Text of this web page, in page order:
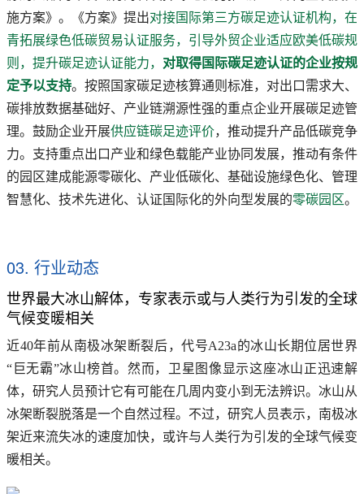
施方案》。《方案》提出对接国际第三方碳足迹认证机构，在
青拓展绿色低碳贸易认证服务，引导外贸企业适应欧美低碳规
则，提升碳足迹认证能力， 对取得国际碳足迹认证的企业按规
定予以支持。按照国家碳足迹核算通则标准，对出口需求大、
碳排放数据基础好、产业链溯源性强的重点企业开展碳足迹管
理。鼓励企业开展供应链碳足迹评价，推动提升产品低碳竞争
力。支持重点出口产业和绿色载能产业协同发展，推动有条件
的园区建成能源零碳化、产业低碳化、基础设施绿色化、管理
智慧化、技术先进化、认证国际化的外向型发展的零碳园区。
03. 行业动态
世界最大冰山解体，专家表示或与人类行为引发的全球
气候变暖相关
近40年前从南极冰架断裂后，代号A23a的冰山长期位居世界
“巨无霸”冰山榜首。然而，卫星图像显示这座冰山正迅速解
体，研究人员预计它有可能在几周内变小到无法辨识。冰山从
冰架断裂脱落是一个自然过程。不过，研究人员表示，南极冰
架近来流失冰的速度加快，或许与人类行为引发的全球气候变
暖相关。